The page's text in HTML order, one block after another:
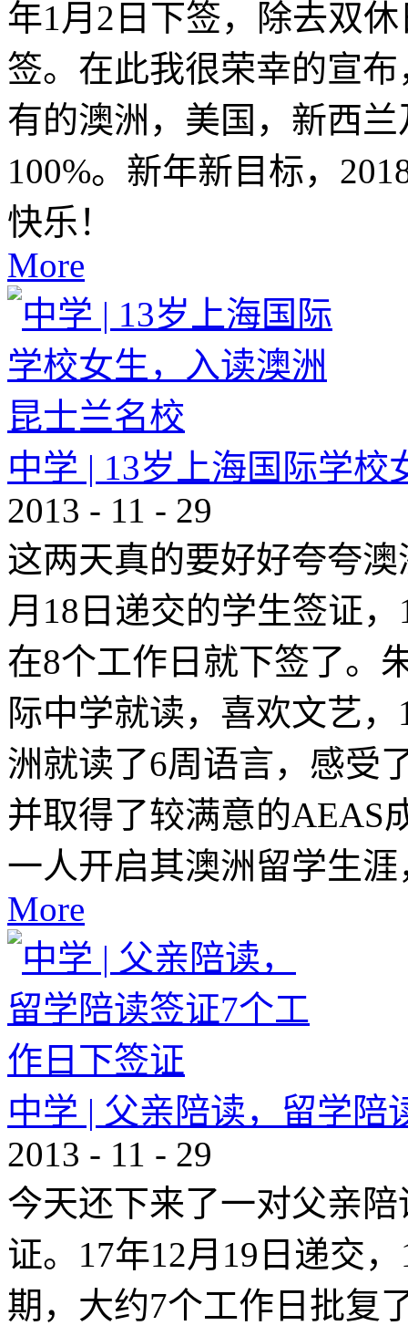
年1月2日下签，除去双
签。在此我很荣幸的宣
有的澳洲，美国，新西
100%。新年新目标，
快乐！
More
中学 | 13岁上海国际学
2013 - 11 - 29
这两天真的要好好夸夸
月18日递交的学生签证
在8个工作日就下签了。
际中学就读，喜欢文艺
洲就读了6周语言，感受
并取得了较满意的AEAS
一人开启其澳洲留学生
More
中学 | 父亲陪读，留学陪
2013 - 11 - 29
今天还下来了一对父亲
证。17年12月19日递交
期，大约7个工作日批复